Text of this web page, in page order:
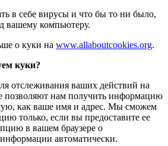
в себе вирусы и что бы то ни было,
вашему компьютеру.
о куки на www.allaboutcookies.org.
куки?
отслеживания ваших действий на
позволяют нам получить информацию
как ваше имя и адрес. Мы сможем
только, если вы предоставите ее
в вашем браузере о
автоматически.